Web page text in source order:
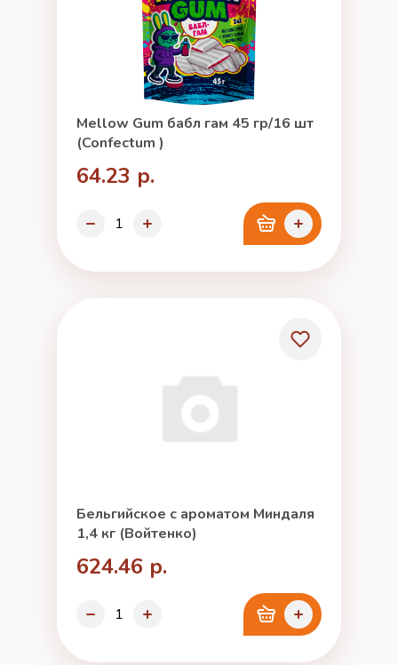
Mellow Gum бабл гам 45 гр/16 шт
(Confectum )
64.23 р.
Бельгийское с ароматом Миндаля
1,4 кг (Войтенко)
624.46 р.